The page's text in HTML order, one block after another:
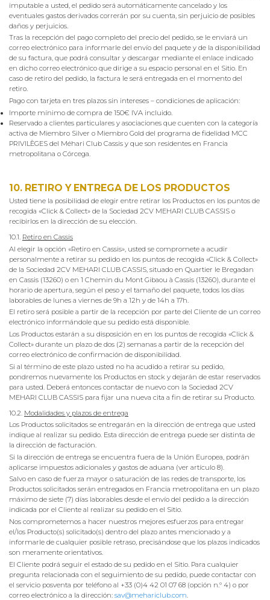
imputable a usted, el pedido será automáticamente cancelado y los
eventuales gastos derivados correrán por su cuenta, sin perjuicio de posibles
daños y perjuicios.
Tras la recepción del pago completo del precio del pedido, se le enviará un
correo electrónico para informarle del envío del paquete y de la disponibilidad
de su factura, que podrá consultar y descargar mediante el enlace indicado
en dicho correo electrónico que dirige a su espacio personal en el Sitio. En
caso de retiro del pedido, la factura le será entregada en el momento del
retiro.
Pago con tarjeta en tres plazos sin intereses – condiciones de aplicación:
Importe mínimo de compra de 150€ IVA incluido.
Reservado a clientes particulares y asociaciones que cuenten con la categoría
activa de Miembro Silver o Miembro Gold del programa de fidelidad MCC
PRIVILÈGES del Méhari Club Cassis y que son residentes en Francia
metropolitana o Córcega.
10. RETIRO Y ENTREGA DE LOS PRODUCTOS
Usted tiene la posibilidad de elegir entre retirar los Productos en los puntos de
recogida «Click & Collect» de la Sociedad 2CV MEHARI CLUB CASSIS o
recibirlos en la dirección de su elección.
10.1. Retiro en Cassis
Al elegir la opción «Retiro en Cassis», usted se compromete a acudir
personalmente a retirar su pedido en los puntos de recogida «Click & Collect»
de la Sociedad 2CV MEHARI CLUB CASSIS, situado en Quartier le Bregadan
en Cassis (13260) o en 1 Chemin du Mont Gibaou à Cassis (13260), durante el
horario de apertura, según el peso y el tamaño del paquete, todos los días
laborables de lunes a viernes de 9h a 12h y de 14h a 17h.
El retiro será posible a partir de la recepción por parte del Cliente de un correo
electrónico informándole que su pedido está disponible.
Los Productos estarán a su disposición en en los puntos de recogida «Click &
Collect» durante un plazo de dos (2) semanas a partir de la recepción del
correo electrónico de confirmación de disponibilidad.
Si al término de este plazo usted no ha acudido a retirar su pedido,
pondremos nuevamente los Productos en stock y dejarán de estar reservados
para usted. Deberá entonces contactar de nuevo con la Sociedad 2CV
MEHARI CLUB CASSIS para fijar una nueva cita a fin de retirar su Producto.
10.2. Modalidades y plazos de entrega
Los Productos solicitados se entregarán en la dirección de entrega que usted
indique al realizar su pedido. Esta dirección de entrega puede ser distinta de
la dirección de facturación.
Si la dirección de entrega se encuentra fuera de la Unión Europea, podrán
aplicarse impuestos adicionales y gastos de aduana (ver artículo 8).
Salvo en caso de fuerza mayor o saturación de las redes de transporte, los
Productos solicitados serán entregados en Francia metropolitana en un plazo
máximo de siete (7) días laborables desde el envío del pedido a la dirección
indicada por el Cliente al realizar su pedido en el Sitio.
Nos comprometemos a hacer nuestros mejores esfuerzos para entregar
el/los Producto(s) solicitado(s) dentro del plazo antes mencionado y a
informarle de cualquier posible retraso, precisándose que los plazos indicados
son meramente orientativos.
El Cliente podrá seguir el estado de su pedido en el Sitio. Para cualquier
pregunta relacionada con el seguimiento de su pedido, puede contactar con
el servicio posventa por teléfono al +33 (0)4 42 01 07 68 (opción n.º 4) o por
correo electrónico a la dirección: sav@mehariclub.com